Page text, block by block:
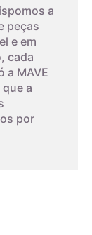
a
peças
e em
cada
a MAVE
a
por